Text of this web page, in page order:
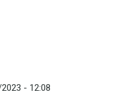
- 12:08